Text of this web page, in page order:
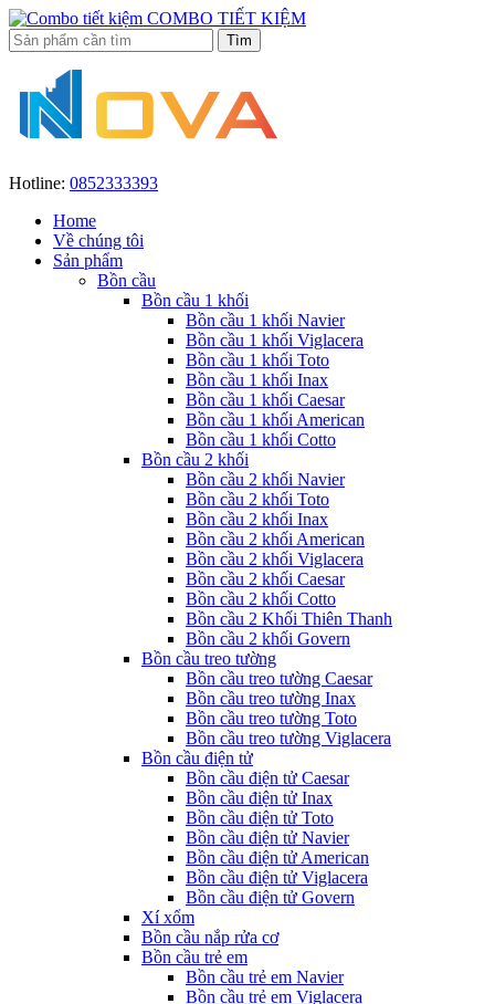
COMBO TIẾT KIỆM
Hotline: 0852333393
Home
Về chúng tôi
Sản phẩm
Bồn cầu
Bồn cầu 1 khối
Bồn cầu 1 khối Navier
Bồn cầu 1 khối Viglacera
Bồn cầu 1 khối Toto
Bồn cầu 1 khối Inax
Bồn cầu 1 khối Caesar
Bồn cầu 1 khối American
Bồn cầu 1 khối Cotto
Bồn cầu 2 khối
Bồn cầu 2 khối Navier
Bồn cầu 2 khối Toto
Bồn cầu 2 khối Inax
Bồn cầu 2 khối American
Bồn cầu 2 khối Viglacera
Bồn cầu 2 khối Caesar
Bồn cầu 2 khối Cotto
Bồn cầu 2 Khối Thiên Thanh
Bồn cầu 2 khối Govern
Bồn cầu treo tường
Bồn cầu treo tường Caesar
Bồn cầu treo tường Inax
Bồn cầu treo tường Toto
Bồn cầu treo tường Viglacera
Bồn cầu điện tử
Bồn cầu điện tử Caesar
Bồn cầu điện tử Inax
Bồn cầu điện tử Toto
Bồn cầu điện tử Navier
Bồn cầu điện tử American
Bồn cầu điện tử Viglacera
Bồn cầu điện tử Govern
Xí xổm
Bồn cầu nắp rửa cơ
Bồn cầu trẻ em
Bồn cầu trẻ em Navier
Bồn cầu trẻ em Viglacera